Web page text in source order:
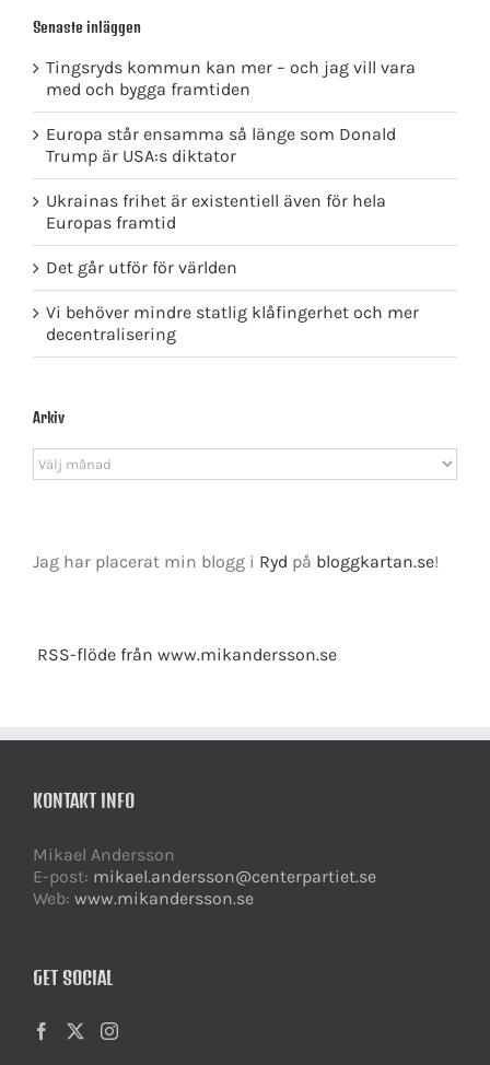
Senaste inläggen
Tingsryds kommun kan mer – och jag vill vara
med och bygga framtiden
Europa står ensamma så länge som Donald
Trump är USA:s diktator
Ukrainas frihet är existentiell även för hela
Europas framtid
Det går utför för världen
Vi behöver mindre statlig klåfingerhet och mer
decentralisering
Arkiv
Arkiv
Jag har placerat min blogg i Ryd på bloggkartan.se!
RSS-flöde från www.mikandersson.se
KONTAKT INFO
Mikael Andersson
E-post: mikael.andersson@centerpartiet.se
Web: www.mikandersson.se
GET SOCIAL